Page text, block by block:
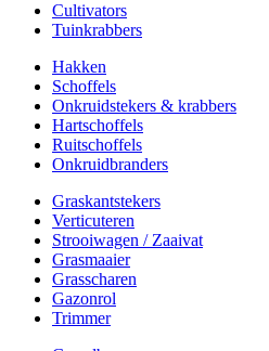
Cultivators
Tuinkrabbers
Hakken
Schoffels
Onkruidstekers & krabbers
Hartschoffels
Ruitschoffels
Onkruidbranders
Graskantstekers
Verticuteren
Strooiwagen / Zaaivat
Grasmaaier
Grasscharen
Gazonrol
Trimmer